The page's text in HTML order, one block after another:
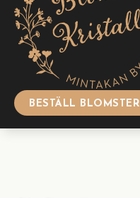
BESTÄLL BLOMSTER